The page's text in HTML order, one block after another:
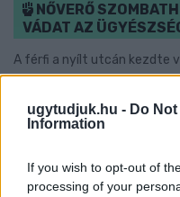
ugytudjuk.hu - Do
Information
If you wish to opt-out of
processing of your
NŐVERŐ
VÁDAT AZ
A férfi a nyílt utcán kezdte